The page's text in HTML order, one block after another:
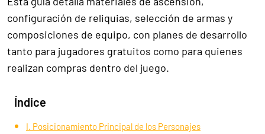
configuración de reliquias, selección de armas y
composiciones de equipo, con planes de desarrollo
tanto para jugadores gratuitos como para quienes
realizan compras dentro del juego.
Índice
I. Posicionamiento Principal de los Personajes